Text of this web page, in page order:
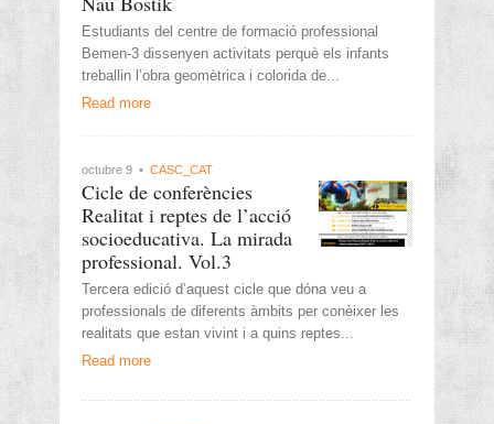
Estudiants del centre de formació professional
Bemen-3 dissenyen activitats perquè els infants
treballin l’obra geomètrica i colorida de...
Read more
octubre 9 • CASC_CAT
Cicle de conferències
Realitat i reptes de l’acció
socioeducativa. La mirada
professional. Vol.3
Tercera edició d’aquest cicle que dóna veu a
professionals de diferents àmbits per conèixer les
realitats que estan vivint i a quins reptes...
Read more